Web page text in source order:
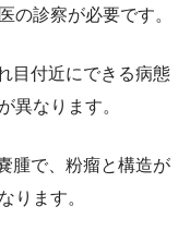
の診察が必要です。
目付近にできる病態
異なります。
腫で、粉瘤と構造が
ります。